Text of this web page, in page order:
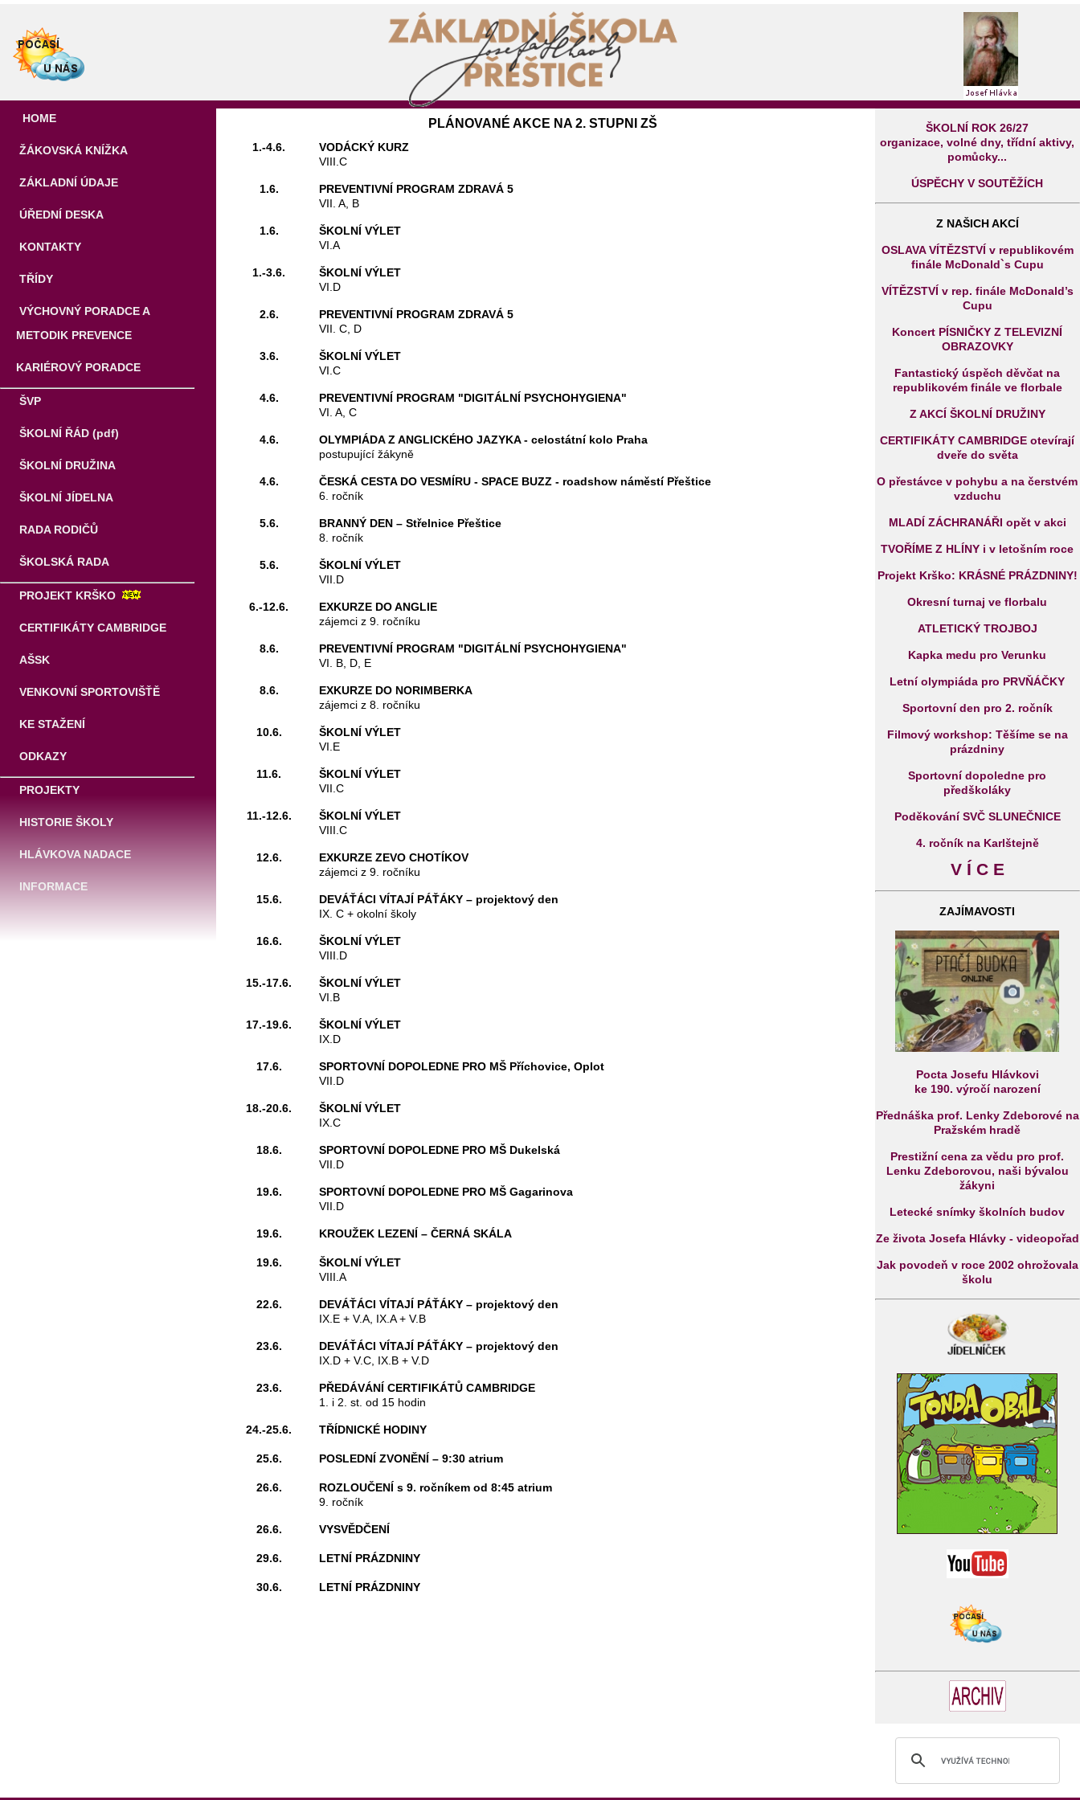
HOME
ŽÁKOVSKÁ KNÍŽKA
ZÁKLADNÍ ÚDAJE
ÚŘEDNÍ DESKA
KONTAKTY
TŘÍDY
VÝCHOVNÝ PORADCE A
METODIK PREVENCE
KARIÉROVÝ PORADCE
ŠVP
ŠKOLNÍ ŘÁD (pdf)
ŠKOLNÍ DRUŽINA
ŠKOLNÍ JÍDELNA
RADA RODIČŮ
ŠKOLSKÁ RADA
PROJEKT KRŠKO
CERTIFIKÁTY CAMBRIDGE
AŠSK
VENKOVNÍ SPORTOVIŠŤĚ
KE STAŽENÍ
ODKAZY
PROJEKTY
HISTORIE ŠKOLY
HLÁVKOVA NADACE
INFORMACE
PLÁNOVANÉ AKCE NA 2. STUPNI ZŠ
1.-4.6.
VODÁCKÝ KURZ
VIII.C
1.6.
PREVENTIVNÍ PROGRAM ZDRAVÁ 5
VII. A, B
1.6.
ŠKOLNÍ VÝLET
VI.A
1.-3.6.
ŠKOLNÍ VÝLET
VI.D
2.6.
PREVENTIVNÍ PROGRAM ZDRAVÁ 5
VII. C, D
3.6.
ŠKOLNÍ VÝLET
VI.C
4.6.
PREVENTIVNÍ PROGRAM "DIGITÁLNÍ PSYCHOHYGIENA"
VI. A, C
4.6.
OLYMPIÁDA Z ANGLICKÉHO JAZYKA - celostátní kolo Praha
postupující žákyně
4.6.
ČESKÁ CESTA DO VESMÍRU - SPACE BUZZ - roadshow náměstí Přeštice
6. ročník
5.6.
BRANNÝ DEN – Střelnice Přeštice
8. ročník
5.6.
ŠKOLNÍ VÝLET
VII.D
6.-12.6.
EXKURZE DO ANGLIE
zájemci z 9. ročníku
8.6.
PREVENTIVNÍ PROGRAM "DIGITÁLNÍ PSYCHOHYGIENA"
VI. B, D, E
8.6.
EXKURZE DO NORIMBERKA
zájemci z 8. ročníku
10.6.
ŠKOLNÍ VÝLET
VI.E
11.6.
ŠKOLNÍ VÝLET
VII.C
11.-12.6.
ŠKOLNÍ VÝLET
VIII.C
12.6.
EXKURZE ZEVO CHOTÍKOV
zájemci z 9. ročníku
15.6.
DEVÁŤÁCI VÍTAJÍ PÁŤÁKY – projektový den
IX. C + okolní školy
16.6.
ŠKOLNÍ VÝLET
VIII.D
15.-17.6.
ŠKOLNÍ VÝLET
VI.B
17.-19.6.
ŠKOLNÍ VÝLET
IX.D
17.6.
SPORTOVNÍ DOPOLEDNE PRO MŠ Příchovice, Oplot
VII.D
18.-20.6.
ŠKOLNÍ VÝLET
IX.C
18.6.
SPORTOVNÍ DOPOLEDNE PRO MŠ Dukelská
VII.D
19.6.
SPORTOVNÍ DOPOLEDNE PRO MŠ Gagarinova
VII.D
19.6. KROUŽEK LEZENÍ – ČERNÁ SKÁLA
19.6.
ŠKOLNÍ VÝLET
VIII.A
22.6.
DEVÁŤÁCI VÍTAJÍ PÁŤÁKY – projektový den
IX.E + V.A, IX.A + V.B
23.6.
DEVÁŤÁCI VÍTAJÍ PÁŤÁKY – projektový den
IX.D + V.C, IX.B + V.D
23.6.
PŘEDÁVÁNÍ CERTIFIKÁTŮ CAMBRIDGE
1. i 2. st. od 15 hodin
24.-25.6. TŘÍDNICKÉ HODINY
25.6. POSLEDNÍ ZVONĚNÍ – 9:30 atrium
26.6.
ROZLOUČENÍ s 9. ročníkem od 8:45 atrium
9. ročník
26.6. VYSVĚDČENÍ
29.6. LETNÍ PRÁZDNINY
30.6. LETNÍ PRÁZDNINY
ŠKOLNÍ ROK 26/27
organizace, volné dny, třídní aktivy,
pomůcky...
ÚSPĚCHY V SOUTĚŽÍCH
Z NAŠICH AKCÍ
OSLAVA VÍTĚZSTVÍ v republikovém
finále McDonald`s Cupu
VÍTĚZSTVÍ v rep. finále McDonald’s
Cupu
Koncert PÍSNIČKY Z TELEVIZNÍ
OBRAZOVKY
Fantastický úspěch děvčat na
republikovém finále ve florbale
Z AKCÍ ŠKOLNÍ DRUŽINY
CERTIFIKÁTY CAMBRIDGE otevírají
dveře do světa
O přestávce v pohybu a na čerstvém
vzduchu
MLADÍ ZÁCHRANÁŘI opět v akci
TVOŘÍME Z HLÍNY i v letošním roce
Projekt Krško: KRÁSNÉ PRÁZDNINY!
Okresní turnaj ve florbalu
ATLETICKÝ TROJBOJ
Kapka medu pro Verunku
Letní olympiáda pro PRVŇÁČKY
Sportovní den pro 2. ročník
Filmový workshop: Těšíme se na
prázdniny
Sportovní dopoledne pro
předškoláky
Poděkování SVČ SLUNEČNICE
4. ročník na Karlštejně
V Í C E
ZAJÍMAVOSTI
Pocta Josefu Hlávkovi
ke 190. výročí narození
Přednáška prof. Lenky Zdeborové na
Pražském hradě
Prestižní cena za vědu pro prof.
Lenku Zdeborovou, naši bývalou
žákyni
Letecké snímky školních budov
Ze života Josefa Hlávky - videopořad
Jak povodeň v roce 2002 ohrožovala
školu